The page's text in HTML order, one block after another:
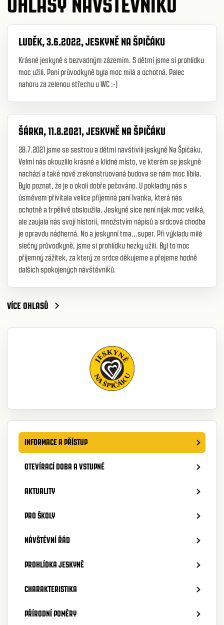
LUDĚK, 3.6.2022, JESKYNĚ NA ŠPIČÁKU
Krásné jeskyně s bezvadným zázemím. S dětmi jsme si prohlídku
moc užili. Paní průvodkyně byla moc milá a ochotná. Palec
nahoru za zelenou střechu u WC :-)
ŠÁRKA, 11.8.2021, JESKYNĚ NA ŠPIČÁKU
28.7.2021 jsme se sestrou a dětmi navštívili jeskyně Na Špičáku.
Velmi nás okouzlilo krásné a klidné místo, ve kterém se jeskyně
nachází a také nově zrekonstruovaná budova se nám moc líbila.
Bylo poznat, že je o okolí dobře pečováno. U pokladny nás s
úsměvem přivítala velice příjemná paní Ivanka, která nás
ochotně a trpělivě obsloužila. Jeskyně sice není nijak moc veliká,
ale zaujala nás svojí historií, množstvím nápisů a srdcová chodba
je opravdu nádherná. No a jeskynní tma...super. Při výkladu milé
slečny průvodkyně, jsme si prohlídku hezky užili. Byl to moc
příjemný zážitek, za který ze srdce děkujeme a přejeme hodně
dalších spokojených návštěvníků.
VÍCE OHLASŮ
INFORMACE A PŘÍSTUP
OTEVÍRACÍ DOBA A VSTUPNÉ
AKTUALITY
PRO ŠKOLY
NÁVŠTĚVNÍ ŘÁD
PROHLÍDKA JESKYNĚ
CHARAKTERISTIKA
PŘÍRODNÍ POMĚRY